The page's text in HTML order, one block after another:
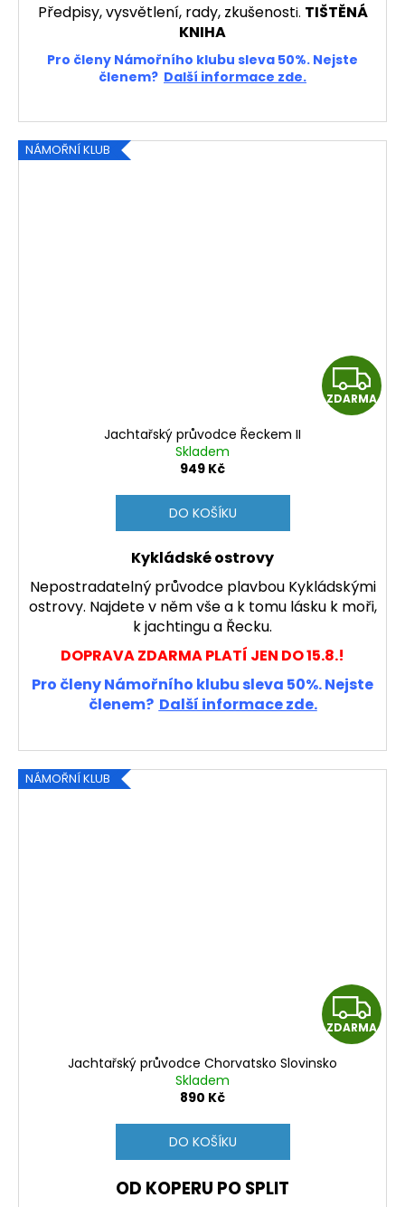
Předpisy, vysvětlení, rady, zkušenosti. TIŠTĚNÁ
KNIHA
Pro členy Námořního klubu sleva 50%. Nejste
členem? Další informace zde.
NÁMOŘNÍ KLUB
Z
D
ZDARMA
Jachtařský průvodce Řeckem II
Skladem
949 Kč
DO KOŠÍKU
Kykládské ostrovy
Nepostradatelný průvodce plavbou Kykládskými
ostrovy. Najdete v něm vše a k tomu lásku k moři,
k jachtingu a Řecku.
DOPRAVA ZDARMA PLATÍ JEN DO 15.8.!
Pro členy Námořního klubu sleva 50%. Nejste
členem? Další informace zde.
NÁMOŘNÍ KLUB
Z
D
ZDARMA
Jachtařský průvodce Chorvatsko Slovinsko
Skladem
890 Kč
DO KOŠÍKU
OD KOPERU PO SPLIT